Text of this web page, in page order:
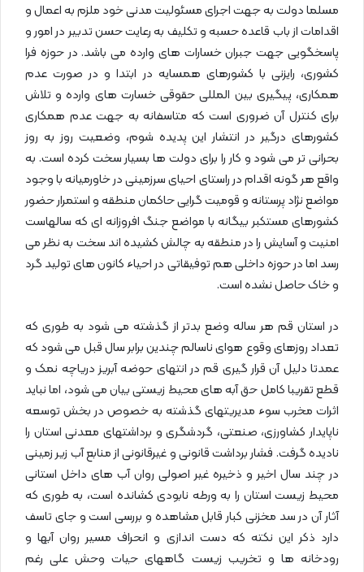
مسلما دولت به جهت اجرای مسئولیت مدنی خود ملزم به اعمال و
اقدامات از باب قاعده حسبه و تکلیف به رعایت حسن تدبیر در امور و
پاسخگویی جهت جبران خسارات های وارده می باشد. در حوزه فرا
کشوری، رایزنی با کشورهای همسایه در ابتدا و در صورت عدم
همکاری، پیگیری بین المللی حقوقی خسارت های وارده و تلاش
برای کنترل آن ضروری است که متاسفانه به جهت عدم همکاری
کشورهای درگیر در انتشار این پدیده شوم، وضعیت روز به روز
بحرانی تر می شود و کار را برای دولت ها بسیار سخت کرده است. به
واقع هر گونه اقدام در راستای احیای سرزمینی در خاورمیانه با وجود
مواضع نژاد پرستانه و قومیت گرایی حاکمان منطقه و استمرار حضور
کشورهای مستکبر بیگانه با مواضع جنگ افروزانه ای که سالهاست
امنیت و آسایش را در منطقه به چالش کشیده اند سخت به نظر می
رسد اما در حوزه داخلی هم توفیقاتی در احیاء کانون های تولید گرد
و خاک حاصل نشده است.
در استان قم هر ساله وضع بدتر از گذشته می شود به طوری که
تعداد روزهای وقوع هوای ناسالم چندین برابر سال قبل می شود که
عمدتا دلیل آن قرار گیری قم‌ در انتهای حوضه آبریز دریاچه نمک و
قطع تقریبا کامل حق آبه های محیط زیستی بیان می شود، اما نباید
اثرات مخرب سوء مدیریتهای گذشته به خصوص در بخش توسعه
ناپایدار کشاورزی، صنعتی، گردشگری و برداشتهای معدنی استان را
نادیده گرفت. فشار برداشت قانونی و غیرقانونی از منابع آب زیر زمینی
در چند سال اخیر و ذخیره غیر اصولی روان آب های داخل استانی
محیط زیست استان را به ورطه نابودی کشانده است، به طوری که
آثار آن در سد مخزنی کبار قابل مشاهده و بررسی است و جای تاسف
دارد ذکر این نکته که دست اندازی و انحراف مسیر روان آبها و
رودخانه ها و تخریب زیست گاههای حیات وحش علی رغم